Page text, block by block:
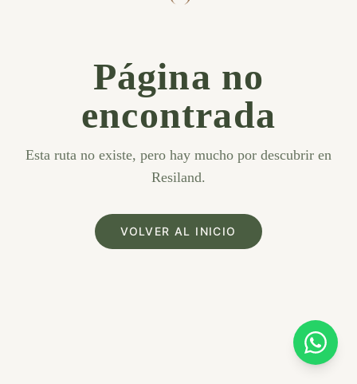
Página no
encontrada
Esta ruta no existe, pero hay mucho por descubrir en
Resiland.
VOLVER AL INICIO